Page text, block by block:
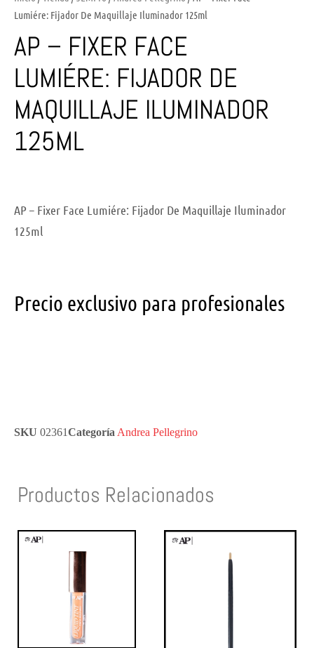
Lumiére: Fijador De Maquillaje Iluminador 125ml
AP – FIXER FACE
LUMIÉRE: FIJADOR DE
MAQUILLAJE ILUMINADOR
125ML
AP – Fixer Face Lumiére: Fijador De Maquillaje Iluminador
125ml
Precio exclusivo para profesionales
SKU 02361CategoríaAndrea Pellegrino
Productos Relacionados